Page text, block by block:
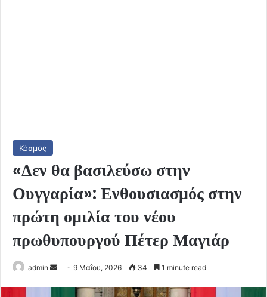
Κόσμος
«Δεν θα βασιλεύσω στην
Ουγγαρία»: Ενθουσιασμός στην
πρώτη ομιλία του νέου
πρωθυπουργού Πέτερ Μαγιάρ
admin
Send9 Μαΐου, 2026 34 1 minute read